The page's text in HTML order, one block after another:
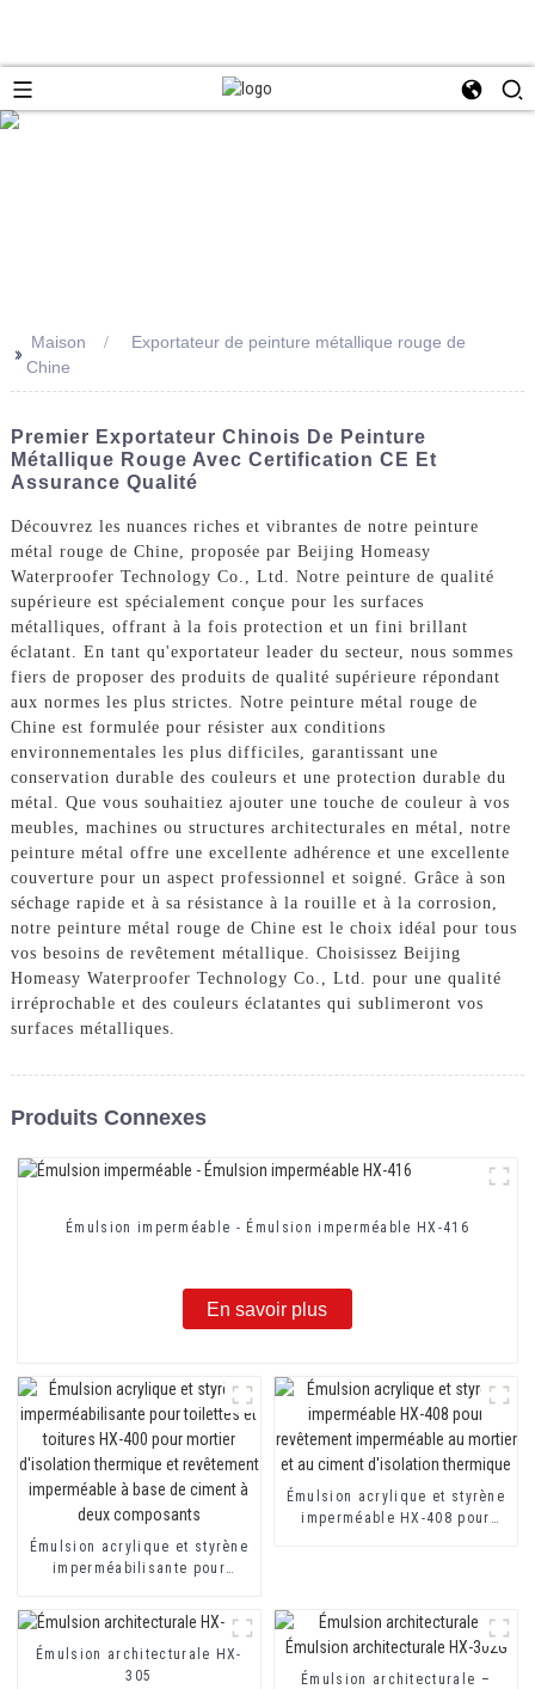
>> Maison
Exportateur de peinture métallique rouge de
Chine
Premier Exportateur Chinois De Peinture
Métallique Rouge Avec Certification CE Et
Assurance Qualité
Découvrez les nuances riches et vibrantes de notre peinture
métal rouge de Chine, proposée par Beijing Homeasy
Waterproofer Technology Co., Ltd. Notre peinture de qualité
supérieure est spécialement conçue pour les surfaces
métalliques, offrant à la fois protection et un fini brillant
éclatant. En tant qu'exportateur leader du secteur, nous sommes
fiers de proposer des produits de qualité supérieure répondant
aux normes les plus strictes. Notre peinture métal rouge de
Chine est formulée pour résister aux conditions
environnementales les plus difficiles, garantissant une
conservation durable des couleurs et une protection durable du
métal. Que vous souhaitiez ajouter une touche de couleur à vos
meubles, machines ou structures architecturales en métal, notre
peinture métal offre une excellente adhérence et une excellente
couverture pour un aspect professionnel et soigné. Grâce à son
séchage rapide et à sa résistance à la rouille et à la corrosion,
notre peinture métal rouge de Chine est le choix idéal pour tous
vos besoins de revêtement métallique. Choisissez Beijing
Homeasy Waterproofer Technology Co., Ltd. pour une qualité
irréprochable et des couleurs éclatantes qui sublimeront vos
surfaces métalliques.
Produits Connexes
Émulsion imperméable - Émulsion imperméable HX-416
En savoir plus
Émulsion acrylique et styrène
imperméabilisante pour
thermique et revêtement
imperméable à base de ciment
à deux composants
Émulsion acrylique et styrène
imperméable HX-408 pour
Émulsion architecturale HX-
305
Émulsion architecturale –